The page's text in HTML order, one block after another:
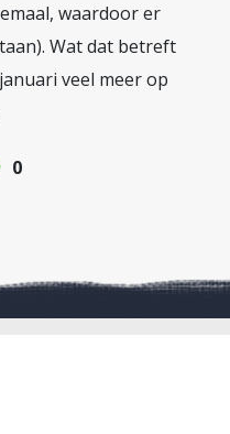
waardoor er
Wat dat betreft
veel meer op
0